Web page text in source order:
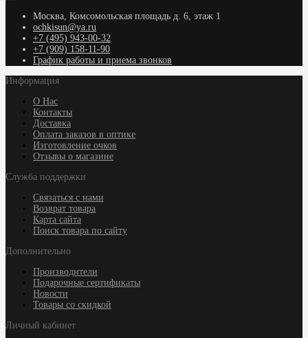
Москва, Комсомольская площадь д. 6, этаж 1
ochkisun@ya.ru
+7 (495) 943-00-32
+7 (909) 158-11-90
График работы и приема звонков
Информация
О Нас
Контакты
Доставка
Оплата заказов в оптике
Изготовление очков
Отзывы о магазине
Служба поддержки
Связаться с нами
Возврат товара
Карта сайта
Поиск товара по сайту
Дополнительно
Производители
Подарочные сертификаты
Новости
Товары со скидкой
Личный кабинет